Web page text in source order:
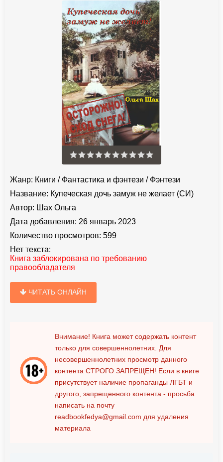
Жанр: Книги / Фантастика и фэнтези / Фэнтези
Название: Купеческая дочь замуж не желает (СИ)
Автор: Шах Ольга
Дата добавления: 26 январь 2023
Количество просмотров: 599
Нет текста:
Книга заблокирована по требованию
правообладателя
ЧИТАТЬ ОНЛАЙН
Внимание! Книга может содержать контент
только для совершеннолетних. Для
несовершеннолетних просмотр данного
контента СТРОГО ЗАПРЕЩЕН! Если в книге
присутствует наличие пропаганды ЛГБТ и
другого, запрещенного контента - просьба
написать на почту
readbookfedya@gmail.com для удаления
материала